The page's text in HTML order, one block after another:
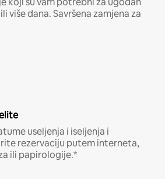
više dana. Savršena zamjena za
useljenja i iseljenja i
rezervaciju putem interneta,
ili papirologije.*